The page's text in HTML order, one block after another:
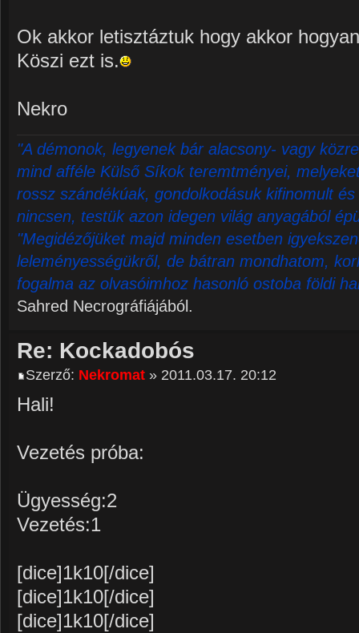
Ok akkor letisztáztuk hogy akkor
Köszi ezt is.
Nekro
"A démonok, legyenek bár alacsony- vagy
mind afféle Külső Síkok teremtményei,
rossz szándékúak, gondolkodásuk kifinomult
nincsen, testük azon idegen világ anyagából
"Megidézőjüket majd minden esetben
leleményességükről, de bátran mondhatom,
fogalma az olvasóimhoz hasonló ostoba földi
Sahred Necrográfiájából.
Re: Kockadobós
Szerző: Nekromat » 2011.03.17. 20:12
Hali!
Vezetés próba:
Ügyesség:2
Vezetés:1
[dice]1k10[/dice]
[dice]1k10[/dice]
[dice]1k10[/dice]